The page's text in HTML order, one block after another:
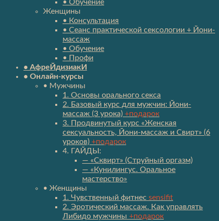
• Обучение
Женщины
• Консультация
• Сеанс практической сексологии + Йони-
массаж
• Обучение
• Профи
• АфреЙдизиакИ
• Онлайн-курсы
• Мужчины
1. Основы орального секса
2. Базовый курс для мужчин: Йони-
массаж (3 урока) +подарок
3. Продвинутый курс «Женская
сексуальность, Йони-массаж и Свирт» (6
уроков) +подарок
4. ГАЙДЫ:
— «Сквирт» (Струйный оргазм)
— «Кунилингус. Оральное
мастерство»
• Женщины
1. Чувственный фитнес sensifit
2. Эротический массаж. Как управлять
Либидо мужчины +подарок